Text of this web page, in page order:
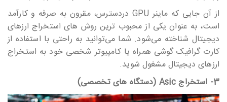
از آن جایی که ماینر GPU دردسترس، مقرون به صرفه و کارآمد
است، به عنوان یکی از محبوب ترین روش های استخراج ارزهای
دیجیتال شناخته می‎‎‎‎‎‎‎شود. شما می‎‎‎‎‎‎‎توانید به راحتی با استفاده از
کارت گرافیک گوشی همراه یا کامپیوتر شخصی خود به استخراج
ارزهای دیجیتال مشغول شوید.
3- استخراج Asic (دستگاه های تخصصی)